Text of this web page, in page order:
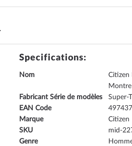
Specifications:
Nom
Citizen
Fabricant Série de modèles
Super-
EAN Code
Marque
Citizen
SKU
mid-
Genre